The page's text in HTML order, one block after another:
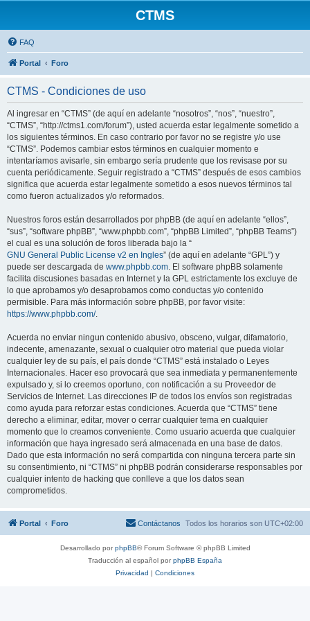
CTMS
FAQ
Portal Foro
CTMS - Condiciones de uso
Al ingresar en “CTMS” (de aquí en adelante “nosotros”, “nos”, “nuestro”,
“CTMS”, “http://ctms1.com/forum”), usted acuerda estar legalmente sometido a
los siguientes términos. En caso contrario por favor no se registre y/o use
“CTMS”. Podemos cambiar estos términos en cualquier momento e
intentaríamos avisarle, sin embargo sería prudente que los revisase por su
cuenta periódicamente. Seguir registrado a “CTMS” después de esos cambios
significa que acuerda estar legalmente sometido a esos nuevos términos tal
como fueron actualizados y/o reformados.
Nuestros foros están desarrollados por phpBB (de aquí en adelante “ellos”,
“sus”, “software phpBB”, “www.phpbb.com”, “phpBB Limited”, “phpBB Teams”)
el cual es una solución de foros liberada bajo la “
GNU General Public License v2 en Ingles” (de aquí en adelante “GPL”) y
puede ser descargada de www.phpbb.com. El software phpBB solamente
facilita discusiones basadas en Internet y la GPL estrictamente los excluye de
lo que aprobamos y/o desaprobamos como conductas y/o contenido
permisible. Para más información sobre phpBB, por favor visite:
https://www.phpbb.com/.
Acuerda no enviar ningun contenido abusivo, obsceno, vulgar, difamatorio,
indecente, amenazante, sexual o cualquier otro material que pueda violar
cualquier ley de su país, el país donde “CTMS” está instalado o Leyes
Internacionales. Hacer eso provocará que sea inmediata y permanentemente
expulsado y, si lo creemos oportuno, con notificación a su Proveedor de
Servicios de Internet. Las direcciones IP de todos los envíos son registradas
como ayuda para reforzar estas condiciones. Acuerda que “CTMS” tiene
derecho a eliminar, editar, mover o cerrar cualquier tema en cualquier
momento que lo creamos conveniente. Como usuario acuerda que cualquier
información que haya ingresado será almacenada en una base de datos.
Dado que esta información no será compartida con ninguna tercera parte sin
su consentimiento, ni “CTMS” ni phpBB podrán considerarse responsables por
cualquier intento de hacking que conlleve a que los datos sean
comprometidos.
Portal Foro Todos los horarios son UTC+02:00
Contáctanos
Desarrollado porphpBB® Forum Software © phpBB Limited
Traducción al español porphpBB España
Privacidad | Condiciones